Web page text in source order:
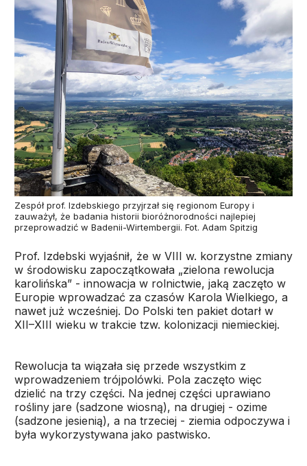
Zespół prof. Izdebskiego przyjrzał się regionom Europy i
zauważył, że badania historii bioróżnorodności najlepiej
przeprowadzić w Badenii-Wirtembergii. Fot. Adam Spitzig
Prof. Izdebski wyjaśnił, że w VIII w. korzystne zmiany
w środowisku zapoczątkowała „zielona rewolucja
karolińska” - innowacja w rolnictwie, jaką zaczęto w
Europie wprowadzać za czasów Karola Wielkiego, a
nawet już wcześniej. Do Polski ten pakiet dotarł w
XII–XIII wieku w trakcie tzw. kolonizacji niemieckiej.
Rewolucja ta wiązała się przede wszystkim z
wprowadzeniem trójpolówki. Pola zaczęto więc
dzielić na trzy części. Na jednej części uprawiano
rośliny jare (sadzone wiosną), na drugiej - ozime
(sadzone jesienią), a na trzeciej - ziemia odpoczywa i
była wykorzystywana jako pastwisko.